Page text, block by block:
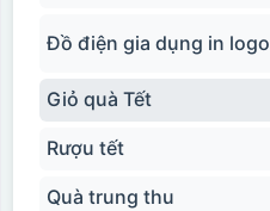
Đồ điện gia dụng in logo
Giỏ quà Tết
Rượu tết
Quà trung thu